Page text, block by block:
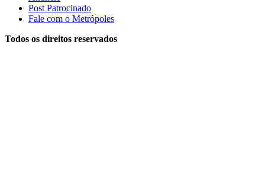
Post Patrocinado
Fale com o Metrópoles
Todos os direitos reservados